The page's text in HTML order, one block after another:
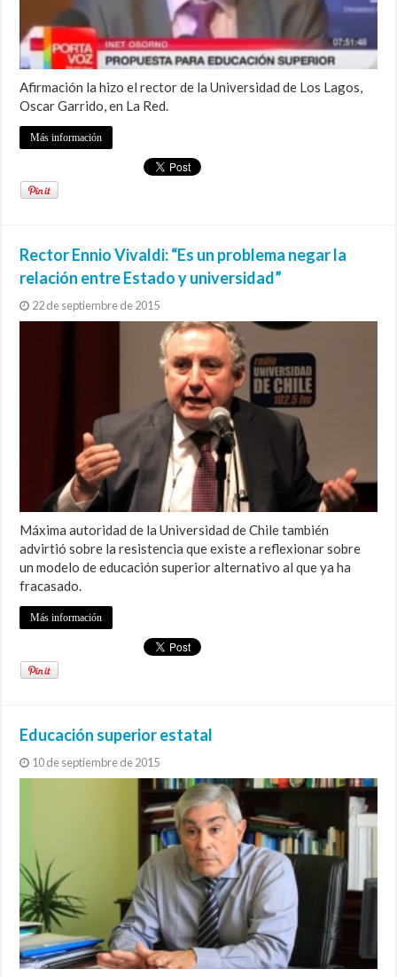
Afirmación la hizo el rector de la Universidad de Los Lagos,
Oscar Garrido, en La Red.
Más información
Rector Ennio Vivaldi: “Es un problema negar la
relación entre Estado y universidad”
22 de septiembre de 2015
Máxima autoridad de la Universidad de Chile también
advirtió sobre la resistencia que existe a reflexionar sobre
un modelo de educación superior alternativo al que ya ha
fracasado.
Más información
Educación superior estatal
10 de septiembre de 2015